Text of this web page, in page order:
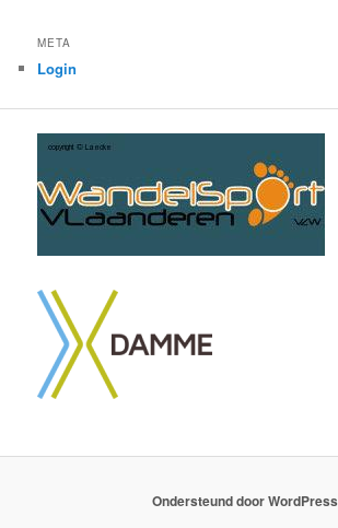
META
Login
Ondersteund door WordPress